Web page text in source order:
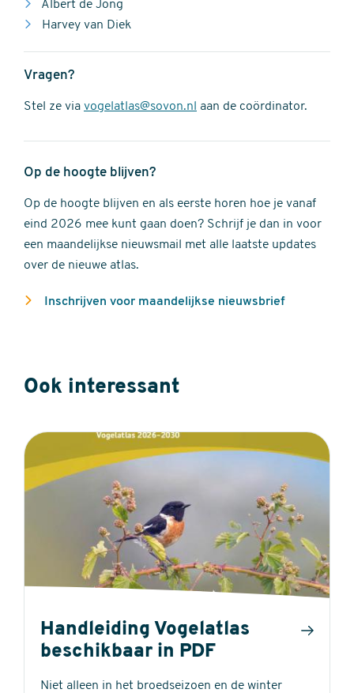
Albert de Jong
Harvey van Diek
Vragen?
Stel ze via vogelatlas@sovon.nl aan de coördinator.
Op de hoogte blijven?
Op de hoogte blijven en als eerste horen hoe je vanaf
eind 2026 mee kunt gaan doen? Schrijf je dan in voor
een maandelijkse nieuwsmail met alle laatste updates
over de nieuwe atlas.
Inschrijven voor maandelijkse nieuwsbrief
Ook interessant
Handleiding Vogelatlas
beschikbaar in PDF
Niet alleen in het broedseizoen en de winter